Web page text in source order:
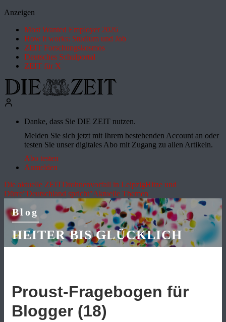
Anzeigen
Most Wanted Employer 2026
How it works: Studium und Job
ZEIT Forschungskosmos
Deutsches Schulportal
ZEIT für X
Danke, dass Sie DIE ZEIT nutzen.
Melden Sie sich jetzt mit Ihrem bestehenden Account an oder
testen Sie unser digitales Abo mit Zugang zu allen Artikeln.
Abo testen
Anmelden
Die aktuelle ZEITDrohnenvorfall in LeipzigHitze und
Dürre"Deutschland spricht"Aktuelle Themen
Blog
HEITER BIS GLÜCKLICH
Proust-Fragebogen für
Blogger (18)